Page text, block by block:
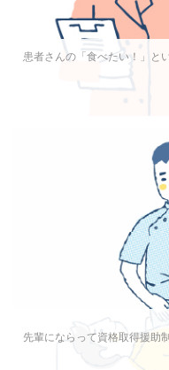
患者さんの「食べたい！」と
先輩にならって資格取得援助